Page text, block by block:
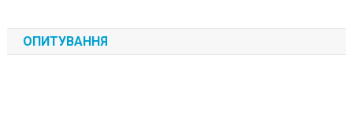
ОПИТУВАННЯ